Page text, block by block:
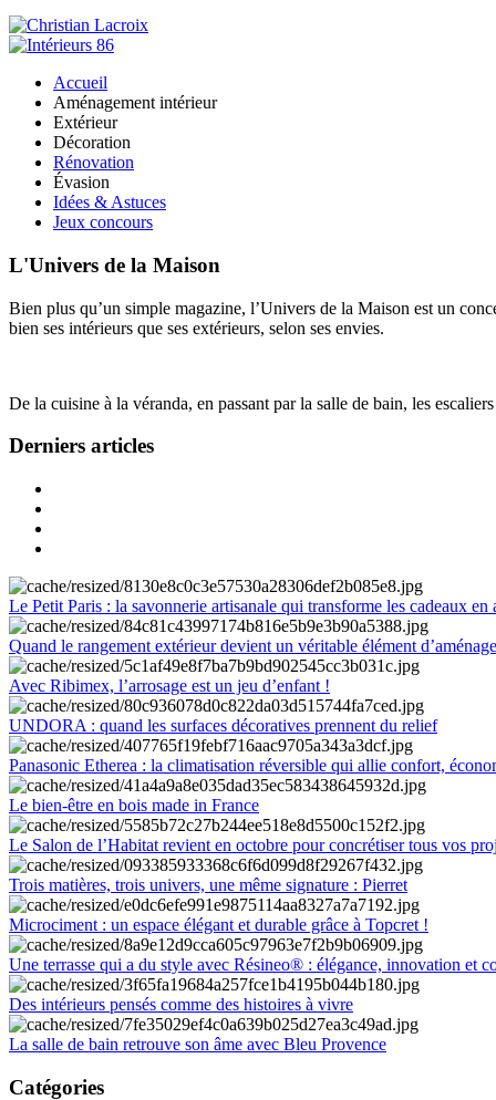
Accueil
Aménagement intérieur
Extérieur
Décoration
Rénovation
Évasion
Idées & Astuces
Jeux concours
L'Univers de la Maison
Bien plus qu’un simple magazine, l’Univers de la Maison est un
bien ses intérieurs que ses extérieurs, selon ses envies.
De la cuisine à la véranda, en passant par la salle de bain, les
Derniers articles
Le Petit Paris : la savonnerie artisanale qui transforme les cadeaux en
Quand le rangement extérieur devient un véritable élément
Avec Ribimex, l’arrosage est un jeu d’enfant !
UNDORA : quand les surfaces décoratives prennent du relief
Panasonic Etherea : la climatisation réversible qui allie confort,
Le bien-être en bois made in France
Le Salon de l’Habitat revient en octobre pour concrétiser tous vos
Trois matières, trois univers, une même signature : Pierret
Microciment : un espace élégant et durable grâce à Topcret !
Une terrasse qui a du style avec Résineo® : élégance, innovation et
Des intérieurs pensés comme des histoires à vivre
La salle de bain retrouve son âme avec Bleu Provence
Catégories